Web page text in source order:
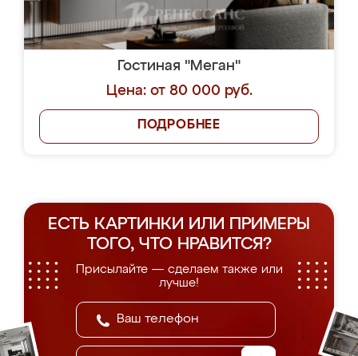
Гостиная "Меган"
Цена: от 80 000 руб.
ПОДРОБНЕЕ
ЕСТЬ КАРТИНКИ ИЛИ ПРИМЕРЫ
ТОГО, ЧТО НРАВИТСЯ?
Присылайте — сделаем также или
лучше!